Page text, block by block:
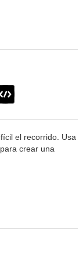
el recorrido. Usa
crear una